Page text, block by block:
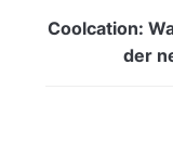
Coolcation:
der